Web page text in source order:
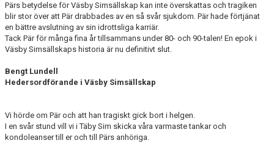
Pärs betydelse för Väsby Simsällskap kan inte överskattas och tragiken
blir stor över att Pär drabbades av en så svår sjukdom. Pär hade förtjänat
en bättre avslutning av sin idrottsliga karriär.
Tack Pär för många fina år tillsammans under 80- och 90-talen! En epok i
Väsby Simsällskaps historia är nu definitivt slut.
Bengt Lundell
Hedersordförande i Väsby Simsällskap
Vi hörde om Pär och att han tragiskt gick bort i helgen.
I en svår stund vill vi i Täby Sim skicka våra varmaste tankar och
kondoleanser till er och till Pärs anhöriga.